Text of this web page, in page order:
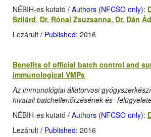
NÉBIH-es kutató / Authors (NFCSO only):
Szilárd, Dr. Rónai Zsuzsanna, Dr. Dán
Lezárult / Published: 2016
Benefits of official batch control and
immunological VMPs
Az immunológiai állatorvosi
hivatali batchellenőrzésének és -
NÉBIH-es kutató / Authors (NFCSO only):
Lezárult / Published: 2016